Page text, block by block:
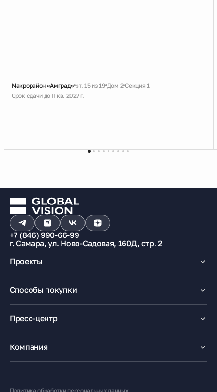
Макрорайон «Амград» эт. 15 из 19 Дом 2 Секция 1
Срок сдачи до II кв. 2027 г.
+7 (846) 990-66-99
г. Самара, ул. Ново-Садовая, 160Д, стр. 2
Проекты
Способы покупки
Ипотека
Рассрочка
Маткапитал
Trade-In
Пресс-центр
Акции
Компания
Политика обработки персональных данных